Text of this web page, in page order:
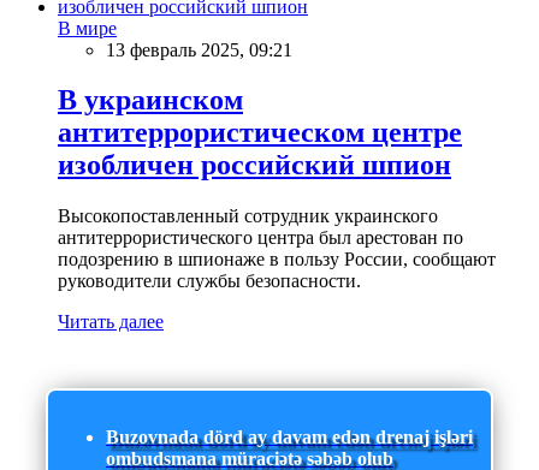
В мире
13 февраль 2025, 09:21
В украинском
антитеррористическом центре
изобличен российский шпион
Высокопоставленный сотрудник украинского
антитеррористического центра был арестован по
подозрению в шпионаже в пользу России, сообщают
руководители службы безопасности.
Читать далее
Buzovnada dörd ay davam edən drenaj işləri
ombudsmana müraciətə səbəb olub